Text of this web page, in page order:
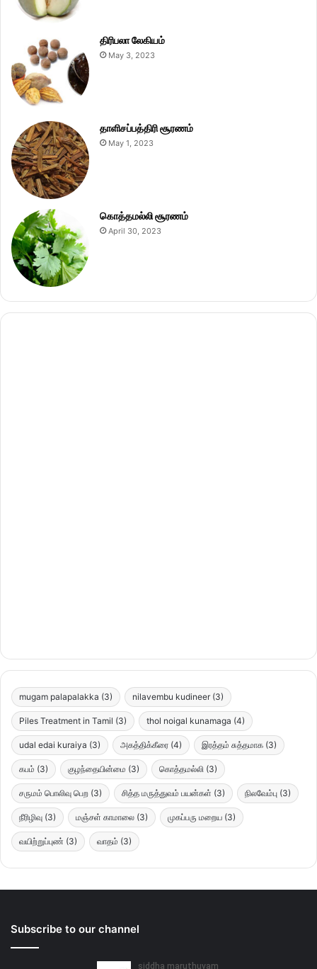
திரிபலா லேகியம்
May 3, 2023
தாளிசப்பத்திரி சூரணம்
May 1, 2023
கொத்தமல்லி சூரணம்
April 30, 2023
mugam palapalakka (3) nilavembu kudineer (3)
Piles Treatment in Tamil (3) thol noigal kunamaga (4)
udal edai kuraiya (3) அகத்திக்கீரை (4) இரத்தம் சுத்தமாக (3)
கபம் (3) குழந்தையின்மை (3) கொத்தமல்லி (3)
சருமம் பொலிவு பெற (3) சித்த மருத்துவம் பயன்கள் (3) நிலவேம்பு (3)
நீரிழிவு (3) மஞ்சள் காமாலை (3) முகப்பரு மறைய (3)
வயிற்றுப்புண் (3) வாதம் (3)
Subscribe to our channel